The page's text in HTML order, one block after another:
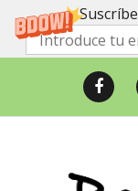
contenido